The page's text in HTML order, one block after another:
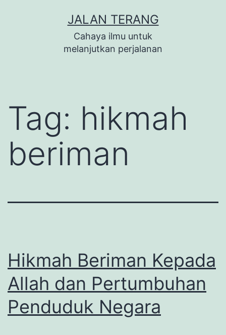
JALAN TERANG
Cahaya ilmu untuk
melanjutkan perjalanan
Tag: hikmah
beriman
Hikmah Beriman Kepada
Allah dan Pertumbuhan
Penduduk Negara